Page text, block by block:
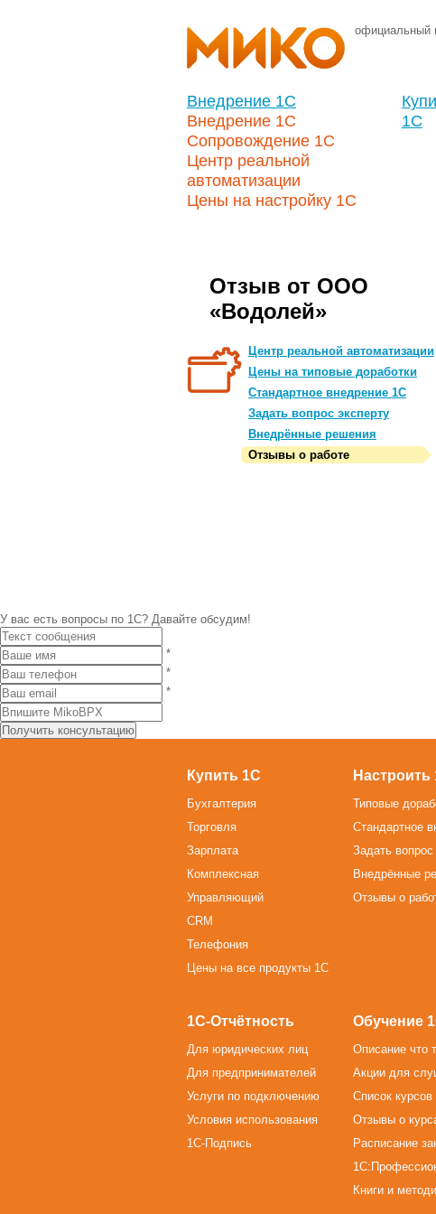
официальный
Внедрение 1С
Внедрение 1С
Сопровождение 1С
Центр реальной
автоматизации
Цены на настройку 1С
1С
Отзыв от ООО
«Водолей»
Центр реальной автоматизации
Цены на типовые доработки
Стандартное внедрение 1С
Задать вопрос эксперту
Внедрённые решения
Отзывы о работе
У вас есть вопросы по 1С? Давайте обсудим!
*
*
*
Купить 1С
Бухгалтерия
Торговля
Зарплата
Комплексная
Управляющий
CRM
Телефония
Цены на все продукты 1С
Настроить
Типовые
Стандартное
Задать вопрос
Внедрённые
Отзывы о
1С-Отчётность
Для юридических лиц
Для предпринимателей
Услуги по подключению
Условия использования
1С-Подпись
Обучение
Описание что
Акции для
Список курсов
Отзывы о
Расписание
Книги и